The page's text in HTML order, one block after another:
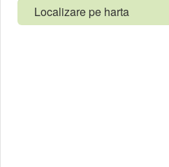
Localizare pe harta